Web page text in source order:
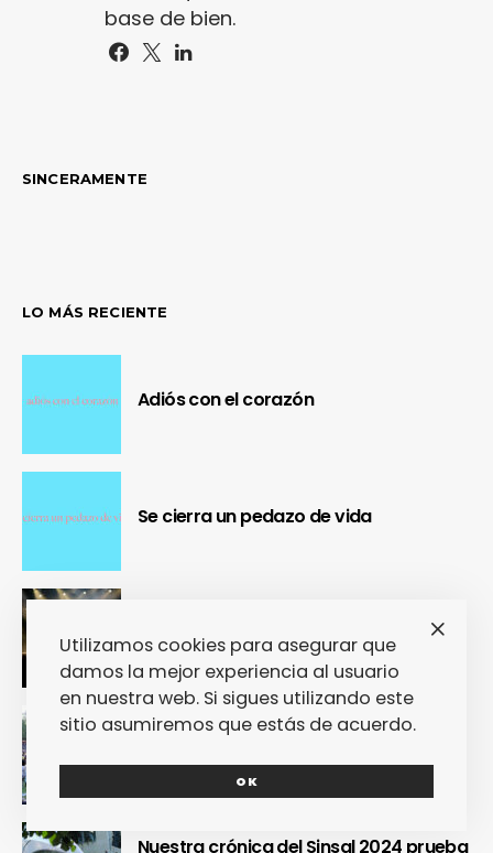
base de bien.
SINCERAMENTE
LO MÁS RECIENTE
Adiós con el corazón
Se cierra un pedazo de vida
OUR Fest 2024 convirtió a Ourense en
la capital del Cool Britannia
Nuestra crónica confirma que Paredes
un Couraíso
Nuestra crónica del Sinsal 2024 prueba
Utilizamos cookies para asegurar que
damos la mejor experiencia al usuario
en nuestra web. Si sigues utilizando este
sitio asumiremos que estás de acuerdo.
OK